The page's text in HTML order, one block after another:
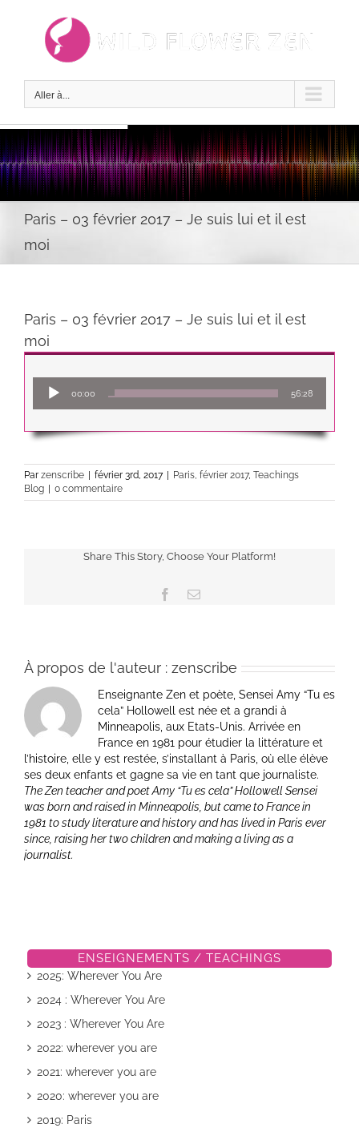
Aller à...
Paris – 03 février 2017 – Je suis lui et il est
moi
Paris – 03 février 2017 – Je suis lui et il est
moi
audio
00:00 56:28
Par zenscribe février 3rd, 2017 Paris, février 2017, Teachings
Blog
0 commentaire
Share This Story, Choose Your Platform!
Facebook
Email
À propos de l'auteur : zenscribe
Enseignante Zen et poète, Sensei Amy “Tu es
cela” Hollowell est née et a grandi à
Minneapolis, aux Etats-Unis. Arrivée en
France en 1981 pour étudier la littérature et
l’histoire, elle y est restée, s’installant à Paris, où elle élève
ses deux enfants et gagne sa vie en tant que journaliste.
The Zen teacher and poet Amy “Tu es cela” Hollowell Sensei
was born and raised in Minneapolis, but came to France in
1981 to study literature and history and has lived in Paris ever
since, raising her two children and making a living as a
journalist.
ENSEIGNEMENTS / TEACHINGS
2025: Wherever You Are
2024 : Wherever You Are
2023 : Wherever You Are
2022: wherever you are
2021: wherever you are
2020: wherever you are
2019: Paris